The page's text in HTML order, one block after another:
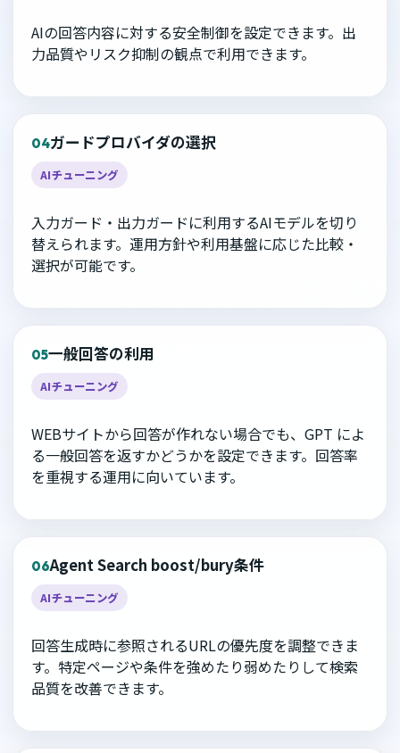
AIの回答内容に対する安全制御を設定できます。出
力品質やリスク抑制の観点で利用できます。
04ガードプロバイダの選択
AIチューニング
入力ガード・出力ガードに利用するAIモデルを切り
替えられます。運用方針や利用基盤に応じた比較・
選択が可能です。
05一般回答の利用
AIチューニング
WEBサイトから回答が作れない場合でも、GPT によ
る一般回答を返すかどうかを設定できます。回答率
を重視する運用に向いています。
06Agent Search boost/bury条件
AIチューニング
回答生成時に参照されるURLの優先度を調整できま
す。特定ページや条件を強めたり弱めたりして検索
品質を改善できます。